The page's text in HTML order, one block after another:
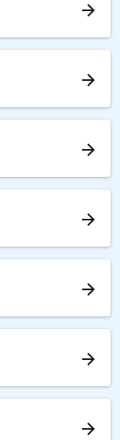
arrow_forward
arrow_forward
arrow_forward
arrow_forward
arrow_forward
arrow_forward
arrow_forward